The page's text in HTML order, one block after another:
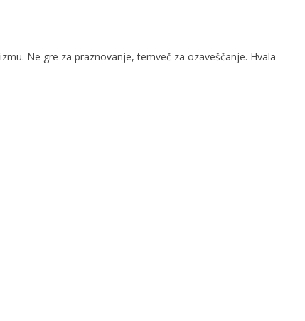
Ne gre za praznovanje, temveč za ozaveščanje. Hvala